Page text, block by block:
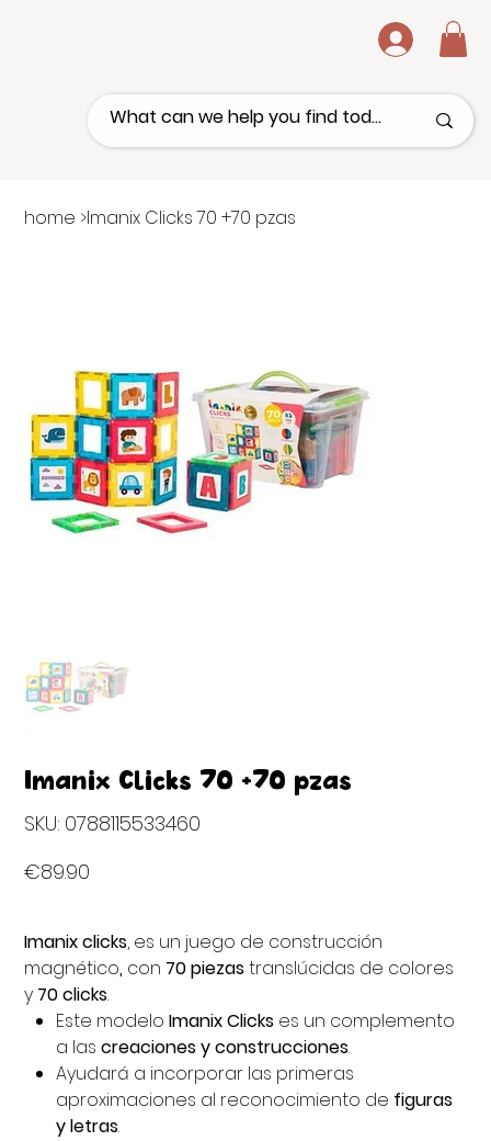
.
home >Imanix Clicks 70 +70 pzas
Imanix Clicks 70 +70 pzas
SKU: 0788115533460
0788115533460
€89.90
Imanix clicks, es un juego de construcción
magnético, con 70 piezastranslúcidas de colores
y 70 clicks.
Este modeloImanix Clicks es un complemento
a lascreaciones y construcciones.
Ayudará a incorporar las primeras
aproximaciones al reconocimiento de figuras
y letras.